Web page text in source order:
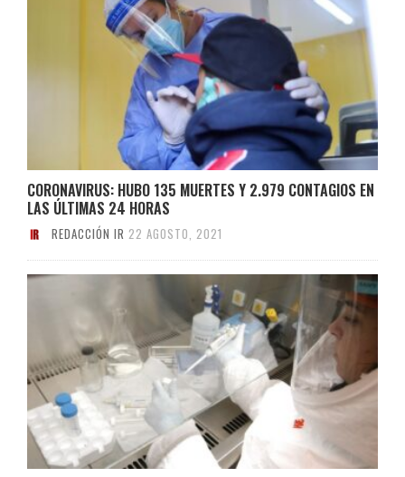
CORONAVIRUS: HUBO 135 MUERTES Y 2.979 CONTAGIOS EN
LAS ÚLTIMAS 24 HORAS
REDACCIÓN IR 22 AGOSTO, 2021